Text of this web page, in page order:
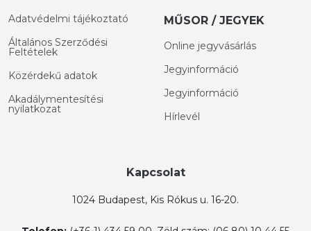
Adatvédelmi tájékoztató
Általános Szerződési
Feltételek
Közérdekű adatok
Akadálymentesítési
nyilatkozat
MŰSOR / JEGYEK
Online jegyvásárlás
Jegyinformáció
Jegyinformáció
Hírlevél
Kapcsolat
1024 Budapest, Kis Rókus u. 16-20.